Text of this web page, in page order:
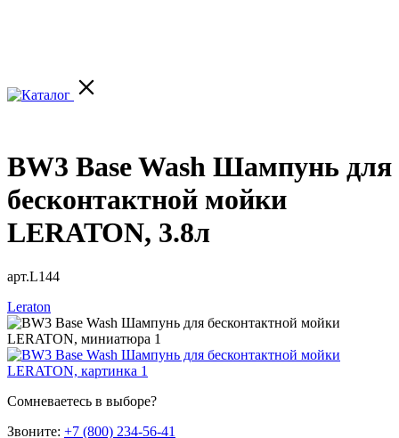
BW3 Base Wash Шампунь для
бесконтактной мойки
LERATON, 3.8л
арт.L144
Leraton
Сомневаетесь в выборе?
Звоните: +7 (800) 234-56-41